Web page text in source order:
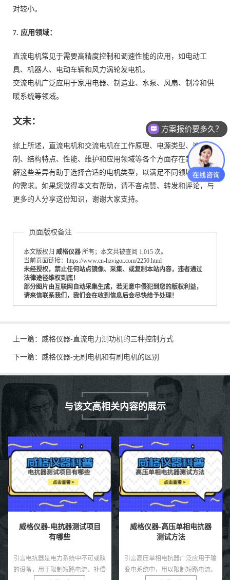
对较小。
7. 应用领域：
直流电机常见于需要高精度控制和调速性能的应用，如电动工
具、机器人、电动车辆和风力涡轮发电机。
交流电机广泛应用于家用电器、制造业、水泵、风扇、制冷和供
暖系统等领域。
文末：
综上所述，直流电机和交流电机在工作原理、电源类型、速度控
制、结构特点、性能、维护和应用领域等各个方面存在差异，了
解这些差异有助于选择合适的电机类型，以满足不同领域和场合
的需求。如果您觉得本文有帮助，请不吝点赞、转发和评论，与
更多的人分享这份知识，谢谢大家支持。
页面版权备注
本文版权归 威格仪器 所有；本文共被查阅 1,015 次。
当前页面链接：https://www.cn-hzvigor.com/2250.html
未经授权，禁止任何站点镜像、采集、或复制本站内容，违者通过
法律途径维权到底！
部分图片由互联网自动采集生成，若无意中侵犯到您的版权利益，
请来信联系我们，我们会在收到信息后会尽快给予处理！
上一篇： 威格仪器-直流电力测功机的三种控制方式
下一篇： 威格仪器-无刷电机和有刷电机的区别
与该文高相关内容的展示
威格仪器-电抗器测试项目
有哪些
引言电抗器是电力系统中不可或缺
的设备，用于限制短路电流、补偿
威格仪器-高压单相电抗器
测试方法
引言高压单相电抗器广泛应用于输
变电系统中，用以限制短路电流、
方案报价要多久？